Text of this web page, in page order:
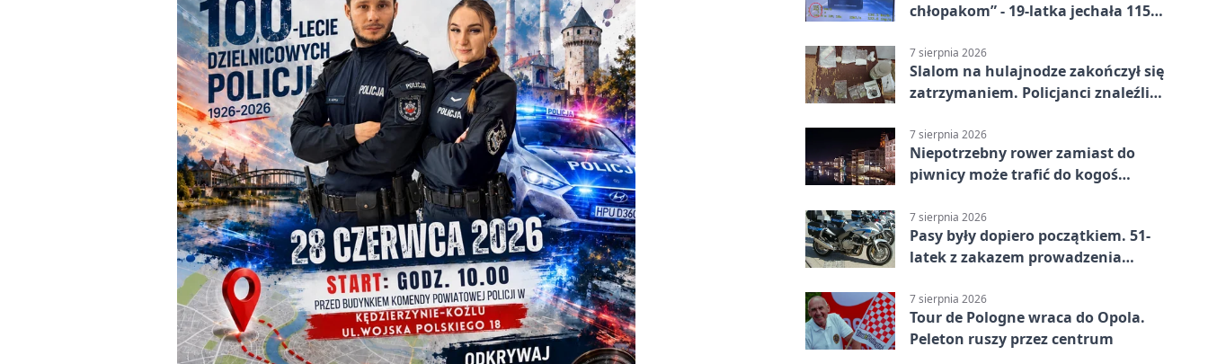
chłopakom” - 19-latka jechała 115
7 sierpnia 2026
Slalom na hulajnodze zakończył się
zatrzymaniem. Policjanci znaleźli
7 sierpnia 2026
Niepotrzebny rower zamiast do
piwnicy może trafić do kogoś
7 sierpnia 2026
Pasy były dopiero początkiem. 51-
latek z zakazem prowadzenia
7 sierpnia 2026
Tour de Pologne wraca do Opola.
Peleton ruszy przez centrum